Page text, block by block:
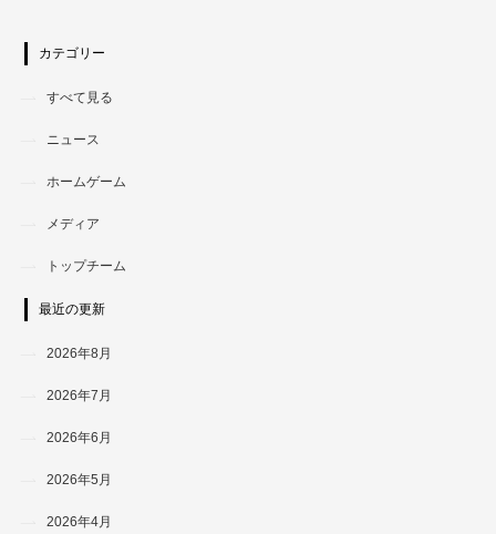
カテゴリー
すべて見る
ニュース
ホームゲーム
メディア
トップチーム
最近の更新
2026年8月
2026年7月
2026年6月
2026年5月
2026年4月